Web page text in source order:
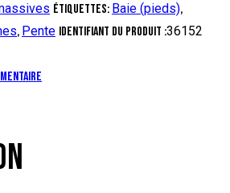
Étiquettes: Baie (pieds),
, Pente Identifiant du produit :36152